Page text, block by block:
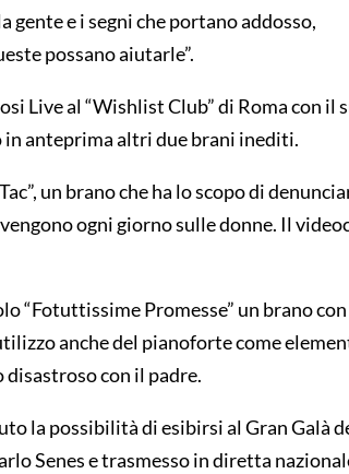
gente e i segni che portano addosso,
possano aiutarle”.
Live al “Wishlist Club” di Roma con il
in anteprima altri due brani inediti.
un brano che ha lo scopo di
ogni giorno sulle donne. Il
“Fotuttissime Promesse” un brano
anche del pianoforte come
con il padre.
la possibilità di esibirsi al Gran Galà
Senes e trasmesso in diretta